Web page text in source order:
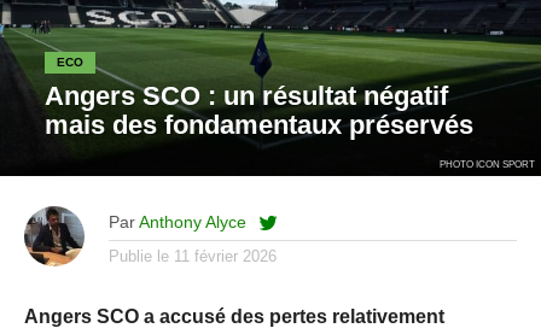
ECO
Angers SCO : un résultat négatif
mais des fondamentaux préservés
PHOTO ICON SPORT
Par Anthony Alyce
Publie le 11 février 2026
Angers SCO a accusé des pertes relativement